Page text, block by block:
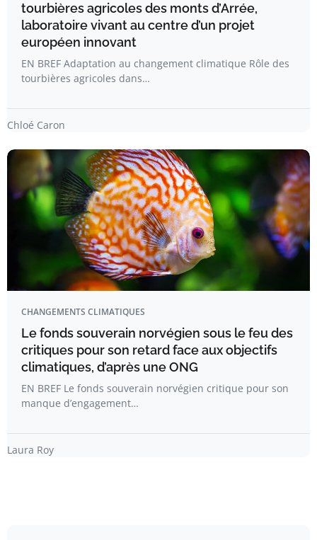
tourbières agricoles des monts d’Arrée,
laboratoire vivant au centre d’un projet
européen innovant
EN BREF Adaptation au changement climatique Rôle des
tourbières agricoles dans…
Chloé Caron
CHANGEMENTS CLIMATIQUES
Le fonds souverain norvégien sous le feu des
critiques pour son retard face aux objectifs
climatiques, d’après une ONG
EN BREF Le fonds souverain norvégien critique pour son
manque d’engagement…
Laura Roy